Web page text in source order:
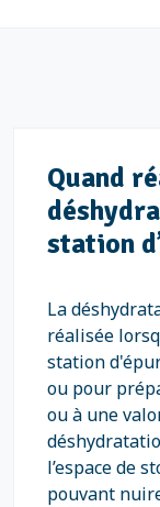
Quand
station
La
réalisée
station
ou pour
ou à une
l’espace de
pouvant